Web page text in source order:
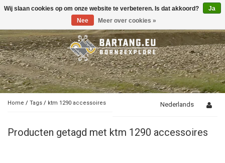
Toggle
Home / Tags / ktm 1290 accessoires Nederlands
Producten getagd met ktm 1290 accessoires
Wij slaan cookies op om onze website te verbeteren. Is dat akkoord?
Ja
Nee
Meer over cookies »